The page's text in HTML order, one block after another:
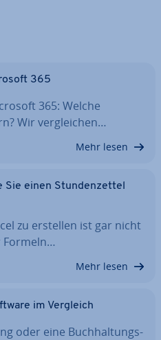
365
365: Welche
Wir ver­glei­chen…
Mehr lesen
Sie einen Stun­den­zet­tel
zu erstellen ist gar nicht
Formeln…
Mehr lesen
im Vergleich
oder eine Buch­hal­tungs­